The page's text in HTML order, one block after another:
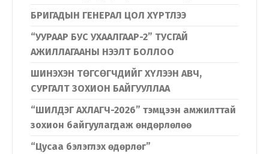
БРИГАДЫН ГЕНЕРАЛ ЦОЛ ХҮРТЛЭЭ
“УУРААР БУС УХААЛГААР-2” ТУСГАЙ
АЖИЛЛАГААНЫ НЭЭЛТ БОЛЛОО
ШИНЭХЭН ТӨГСӨГЧДИЙГ ХҮЛЭЭН АВЧ,
СУРГАЛТ ЗОХИОН БАЙГУУЛЛАА
“ШИЛДЭГ АХЛАГЧ-2026” тэмцээн амжилттай
зохион байгуулагдаж өндөрлөлөө
“Цусаа бэлэглэх өдөрлөг”